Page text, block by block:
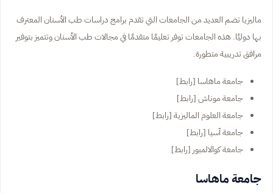
ماليزيا تضم العديد من الجامعات التي تقدم برامج دراسات طب الأسنان المعترف
بها دوليًا. هذه الجامعات توفر تعليمًا متقدمًا في مجالات طب الأسنان وتتميز بتوفير
مرافق تدريبية متطورة.
جامعة ماهاسا [رابط]
جامعة موناش [رابط]
جامعة العلوم الماليزية [رابط]
جامعة آسيا [رابط]
جامعة كوالالمبور [رابط]
جامعة ماهاسا